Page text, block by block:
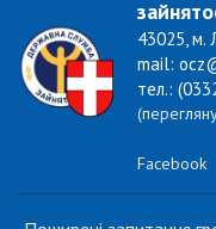
43025, м.
mail:
тел.:
Facebook